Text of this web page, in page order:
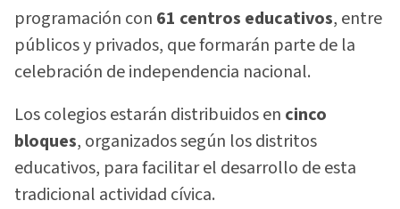
programación con 61 centros educativos, entre
públicos y privados, que formarán parte de la
celebración de independencia nacional.
Los colegios estarán distribuidos en cinco
bloques, organizados según los distritos
educativos, para facilitar el desarrollo de esta
tradicional actividad cívica.